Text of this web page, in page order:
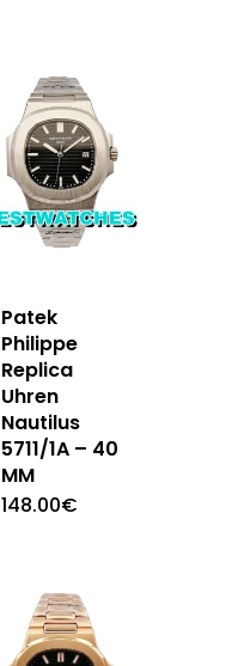
Patek
Philippe
Replica
Uhren
Nautilus
5711/1A – 40
MM
148.00€